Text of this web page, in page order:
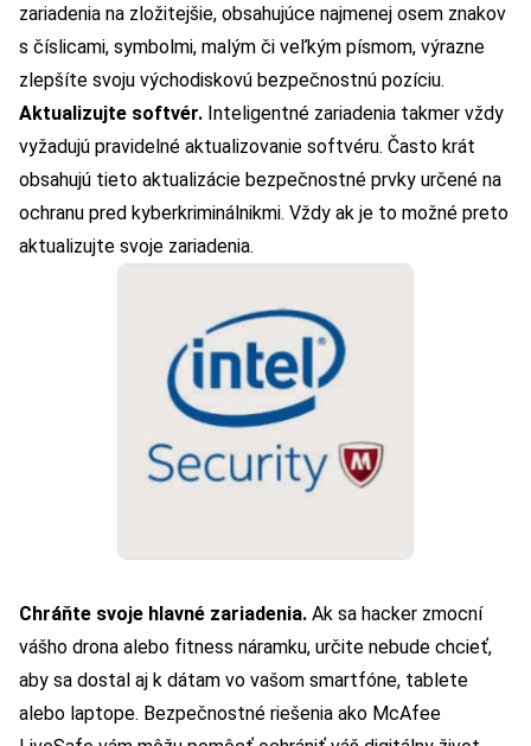
zariadenia na zložitejšie, obsahujúce najmenej osem znakov
s číslicami, symbolmi, malým či veľkým písmom, výrazne
zlepšíte svoju východiskovú bezpečnostnú pozíciu.
Aktualizujte softvér. Inteligentné zariadenia takmer vždy
vyžadujú pravidelné aktualizovanie softvéru. Často krát
obsahujú tieto aktualizácie bezpečnostné prvky určené na
ochranu pred kyberkriminálnikmi. Vždy ak je to možné preto
aktualizujte svoje zariadenia.
Chráňte svoje hlavné zariadenia. Ak sa hacker zmocní
vášho drona alebo fitness náramku, určite nebude chcieť,
aby sa dostal aj k dátam vo vašom smartfóne, tablete
alebo laptope. Bezpečnostné riešenia ako McAfee